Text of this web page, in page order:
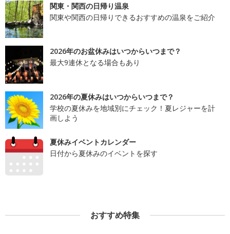
関東・関西の日帰り温泉
関東や関西の日帰りできるおすすめの温泉をご紹介
2026年のお盆休みはいつからいつまで？
最大9連休となる場合もあり
2026年の夏休みはいつからいつまで？
学校の夏休みを地域別にチェック！夏レジャーを計
画しよう
夏休みイベントカレンダー
日付から夏休みのイベントを探す
おすすめ特集